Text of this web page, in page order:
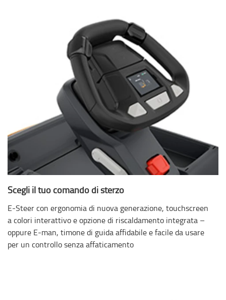
Scegli il tuo comando di sterzo
E-Steer con ergonomia di nuova generazione, touchscreen
a colori interattivo e opzione di riscaldamento integrata –
oppure E-man, timone di guida affidabile e facile da usare
per un controllo senza affaticamento